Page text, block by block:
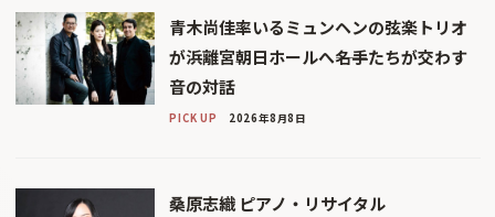
青木尚佳率いるミュンヘンの弦楽トリオ
が浜離宮朝日ホールへ――名手たちが交わす
音の対話
PICK UP 2026年8月8日
桑原志織 ピアノ・リサイタル